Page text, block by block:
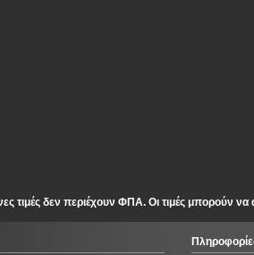
τιμές δεν περιέχουν ΦΠΑ. Οι τιμές μπορούν